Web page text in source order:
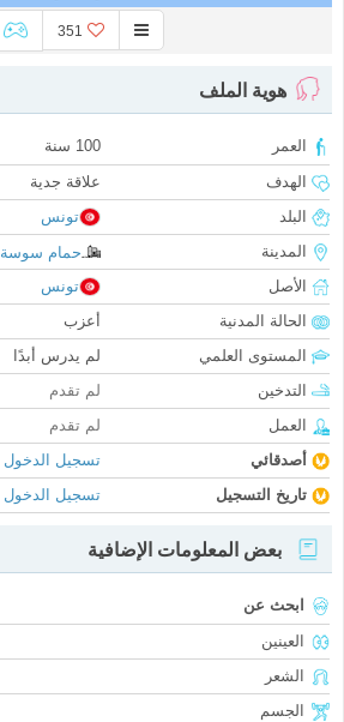
351
هوية الملف
العمر
100 سنة
الهدف
علاقة جدية
البلد
تونس
المدينة
حمام سوسة
الأصل
تونس
الحالة المدنية
أعزب
المستوى العلمي
لم يدرس أبدًا
التدخين
لم تقدم
العمل
لم تقدم
أصدقائي
تسجيل الدخول
تاريخ التسجيل
تسجيل الدخول
بعض المعلومات الإضافية
ابحث عن
العينين
الشعر
الجسم